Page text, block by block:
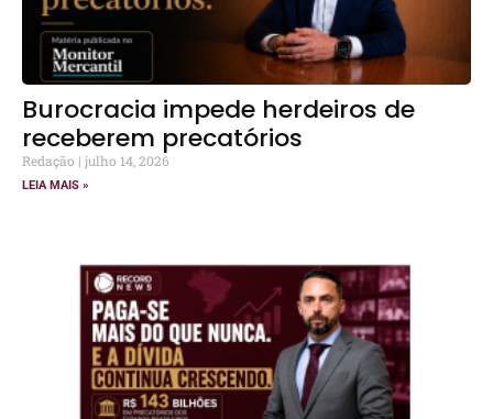
Burocracia impede herdeiros de
receberem precatórios
Redação julho 14, 2026
LEIA MAIS »